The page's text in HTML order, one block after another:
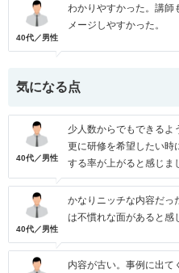
40代／男性
わかりやすかった。講師
メージしやすかった。
気になる点
40代／男性
少人数からでもできるよ
更に研修を希望したい時
する率が上がると感じま
40代／男性
かなりニッチな内容だっ
は不慣れな面があると感
内容が古い。事例に出て